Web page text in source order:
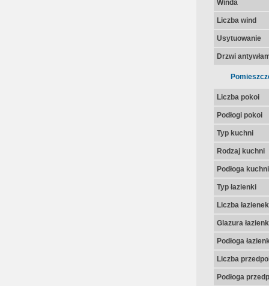
Winda
Liczba wind
Usytuowanie
Drzwi
Liczba pokoi
Podłogi pokoi
Typ kuchni
Rodzaj kuchni
Podłoga kuchni
Typ łazienki
Liczba łazienek
Glazura
Podłoga
Liczba
Podłoga